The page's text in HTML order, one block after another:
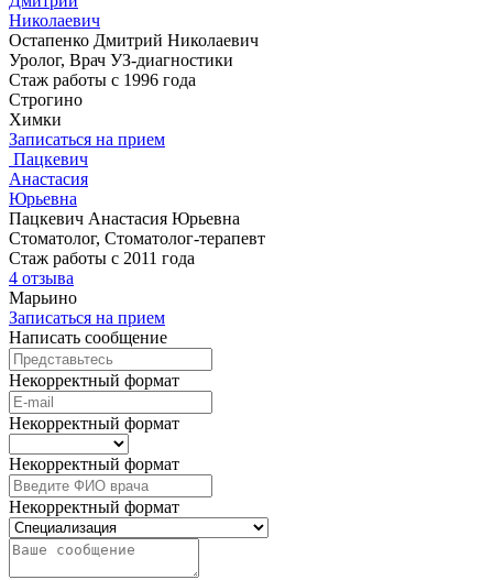
Николаевич
Остапенко Дмитрий Николаевич
Уролог, Врач УЗ-диагностики
Стаж работы с 1996 года
Строгино
Химки
Записаться на прием
Пацкевич
Анастасия
Юрьевна
Пацкевич Анастасия Юрьевна
Стоматолог, Стоматолог-терапевт
Стаж работы с 2011 года
4 отзыва
Марьино
Записаться на прием
Написать сообщение
Некорректный формат
Некорректный формат
Некорректный формат
Некорректный формат